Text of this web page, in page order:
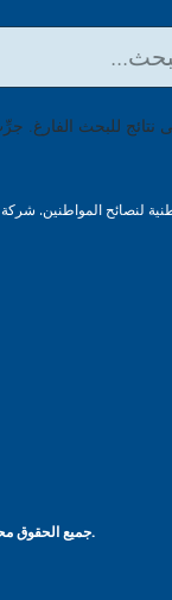
نتائج للبحث الفارغ.
حقوق الطبع والنشر Stevenage Citizens Advice © 2022. جميع الحقوق محفوظة. تصميم الموقع من قبل أستون تشامبرز.